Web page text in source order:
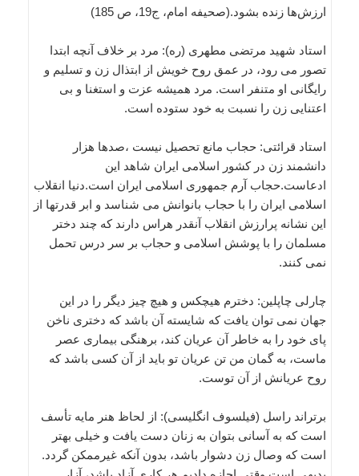
ارزش‌ها زنده بشود.(صحیفه امام، ج19، ص 185)
استاد شهید مرتضی مطهری (ره): مرد بر خلاف آنچه ابتدا
تصور می رود، در عمق روح خویش از ابتذال زن و تسلیم و
رایگانی او متنفر است. مرد همیشه عزت و استغنا و بی
اعتنایی زن را نسبت به خود ستوده است.
استاد قرائتی: حجاب مانع تحصیل نیست ،صدها هزار
دانشمند زن در کشور اسلامی ایران شاهد این
ادعاست.حجاب آرم جمهوری اسلامی ایران است.دنیا انقلاب
اسلامی ایران را با حجاب بانوانش می شناسد و ابر قدرتها از
این نشانه پرارزش انقلاب آنقدر هراس دارند که چند دختر
مسلمان را با پوشش اسلامی و حجاب بر سر درس تحمل
نمی کنند.
چارلی چاپلین: دخترم هیچکس و هیچ چیز دیگر را در این
جهان نمی توان یافت که شایسته آن باشد که دختری ناخن
پای خود را به خاطر آن عریان کند، برهنگی بیماری عصر
ماست، به گمان من تن عریان تو باید از آن کسی باشد که
روح عریانش از آن توست.
برتراند راسل (فیلسوف انگلیسی): از لحاظ هنر مایه تأسف
است که به آسانی بتوان به زنان دست یافت و خیلی بهتر
است که وصال زن دشوار باشد، بدون آنکه غیرممکن گردد.